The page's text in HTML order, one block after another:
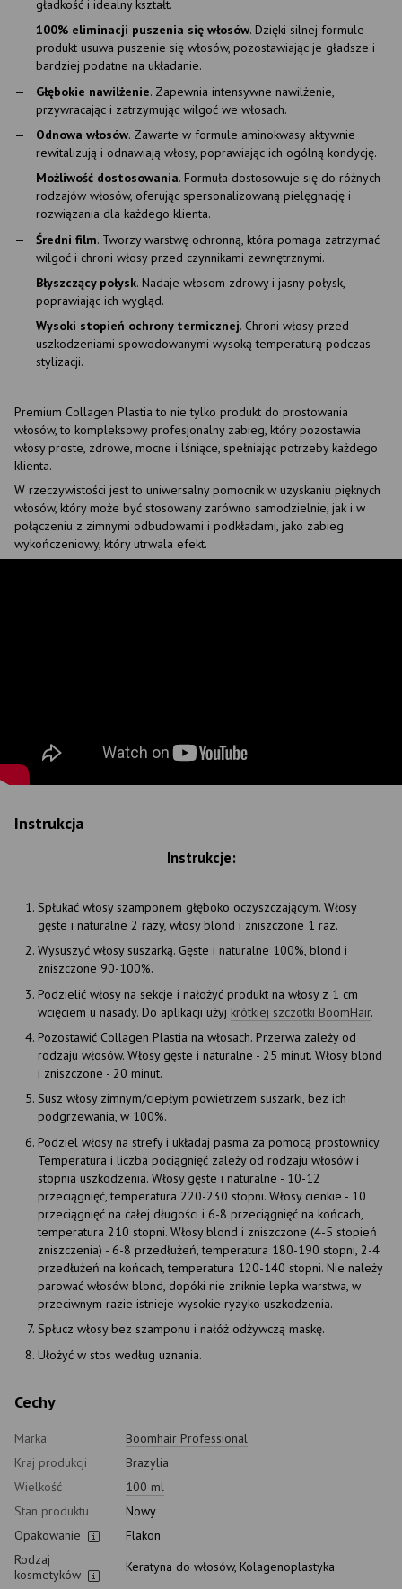
gładkość i idealny kształt.
100% eliminacji puszenia się włosów. Dzięki silnej formule
produkt usuwa puszenie się włosów, pozostawiając je gładsze i
bardziej podatne na układanie.
Głębokie nawilżenie. Zapewnia intensywne nawilżenie,
przywracając i zatrzymując wilgoć we włosach.
Odnowa włosów. Zawarte w formule aminokwasy aktywnie
rewitalizują i odnawiają włosy, poprawiając ich ogólną kondycję.
Możliwość dostosowania. Formuła dostosowuje się do różnych
rodzajów włosów, oferując spersonalizowaną pielęgnację i
rozwiązania dla każdego klienta.
Średni film. Tworzy warstwę ochronną, która pomaga zatrzymać
wilgoć i chroni włosy przed czynnikami zewnętrznymi.
Błyszczący połysk. Nadaje włosom zdrowy i jasny połysk,
poprawiając ich wygląd.
Wysoki stopień ochrony termicznej. Chroni włosy przed
uszkodzeniami spowodowanymi wysoką temperaturą podczas
stylizacji.
Premium Collagen Plastia to nie tylko produkt do prostowania
włosów, to kompleksowy profesjonalny zabieg, który pozostawia
włosy proste, zdrowe, mocne i lśniące, spełniając potrzeby każdego
klienta.
W rzeczywistości jest to uniwersalny pomocnik w uzyskaniu pięknych
włosów, który może być stosowany zarówno samodzielnie, jak i w
połączeniu z zimnymi odbudowami i podkładami, jako zabieg
wykończeniowy, który utrwala efekt.
Instrukcja
Instrukcje:
Spłukać włosy szamponem głęboko oczyszczającym. Włosy
gęste i naturalne 2 razy, włosy blond i zniszczone 1 raz.
Wysuszyć włosy suszarką. Gęste i naturalne 100%, blond i
zniszczone 90-100%.
Podzielić włosy na sekcje i nałożyć produkt na włosy z 1 cm
wcięciem u nasady. Do aplikacji użyj krótkiej szczotki BoomHair.
Pozostawić Collagen Plastia na włosach. Przerwa zależy od
rodzaju włosów. Włosy gęste i naturalne - 25 minut. Włosy blond
i zniszczone - 20 minut.
Susz włosy zimnym/ciepłym powietrzem suszarki, bez ich
podgrzewania, w 100%.
Podziel włosy na strefy i układaj pasma za pomocą prostownicy.
Temperatura i liczba pociągnięć zależy od rodzaju włosów i
stopnia uszkodzenia. Włosy gęste i naturalne - 10-12
przeciągnięć, temperatura 220-230 stopni. Włosy cienkie - 10
przeciągnięć na całej długości i 6-8 przeciągnięć na końcach,
temperatura 210 stopni. Włosy blond i zniszczone (4-5 stopień
zniszczenia) - 6-8 przedłużeń, temperatura 180-190 stopni, 2-4
przedłużeń na końcach, temperatura 120-140 stopni. Nie należy
parować włosów blond, dopóki nie zniknie lepka warstwa, w
przeciwnym razie istnieje wysokie ryzyko uszkodzenia.
Spłucz włosy bez szamponu i nałóż odżywczą maskę.
Ułożyć w stos według uznania.
Cechy
Marka
Boomhair Professional
Kraj produkcji
Brazylia
Wielkość
100 ml
Stan produktu
Nowy
Opakowanie
Flakon
Rodzaj
kosmetyków
Keratyna do włosów, Kolagenoplastyka